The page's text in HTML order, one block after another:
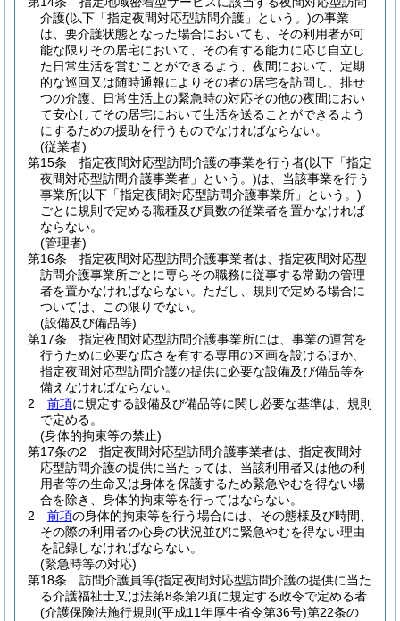
介護(以下「指定夜間対応型訪問介護」という。)の事業
は、要介護状態となった場合においても、その利用者が可
能な限りその居宅において、その有する能力に応じ自立し
た日常生活を営むことができるよう、夜間において、定期
的な巡回又は随時通報によりその者の居宅を訪問し、排せ
つの介護、日常生活上の緊急時の対応その他の夜間におい
て安心してその居宅において生活を送ることができるよう
にするための援助を行うものでなければならない。
(従業者)
第15条
指定夜間対応型訪問介護の事業を行う者(以下「指定
夜間対応型訪問介護事業者」という。)は、当該事業を行う
事業所(以下「指定夜間対応型訪問介護事業所」という。)
ごとに規則で定める職種及び員数の従業者を置かなければ
ならない。
(管理者)
第16条
指定夜間対応型訪問介護事業者は、指定夜間対応型
訪問介護事業所ごとに専らその職務に従事する常勤の管理
者を置かなければならない。 ただし、規則で定める場合に
ついては、この限りでない。
(設備及び備品等)
第17条
指定夜間対応型訪問介護事業所には、事業の運営を
行うために必要な広さを有する専用の区画を設けるほか、
指定夜間対応型訪問介護の提供に必要な設備及び備品等を
備えなければならない。
2
前項に規定する設備及び備品等に関し必要な基準は、規則
で定める。
(身体的拘束等の禁止)
第17条の2
指定夜間対応型訪問介護事業者は、指定夜間対
応型訪問介護の提供に当たっては、当該利用者又は他の利
用者等の生命又は身体を保護するため緊急やむを得ない場
合を除き、身体的拘束等を行ってはならない。
2
前項の身体的拘束等を行う場合には、その態様及び時間、
その際の利用者の心身の状況並びに緊急やむを得ない理由
を記録しなければならない。
(緊急時等の対応)
第18条
訪問介護員等(指定夜間対応型訪問介護の提供に当た
る介護福祉士又は法第8条第2項に規定する政令で定める者
(介護保険法施行規則 (平成11年厚生省令第36号)第22条の